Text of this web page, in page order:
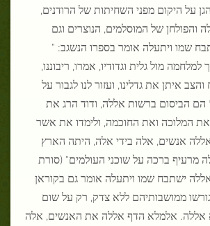
על היקום מפני השחיתות של הרודנים,
והפולחן של המוסלמים, הנוצרים וגם
שמו ויתעלה אומר בספרו הנשגב: "
מול גלית וגדודיו, אמרו, ריבוננו,
איתן את גדלינו, ועזור לנו לגבור על
הם הביסום ברשות אללה, ודוד הרג את
את המלוכה ואת החוכמה, ולימדו את אשר
אנשים, אלה בידי אלה, היתה הארץ
מרעיף ברכה על שוכני העולמים" (סורת
250), אללה ישתבח שמו ויתעלה אומר גם בקוראן
ממושבותיהם ללא צדק, רק על שום
אללה. אלמלא הדף אללה את האנשים, אלה